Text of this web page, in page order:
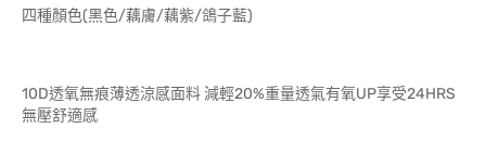
四種顏色(黑色/藕膚/藕紫/鴿子藍)
10D透氧無痕薄透涼感面料 減輕20%重量透氣有氧UP享受24HRS
無壓舒適感